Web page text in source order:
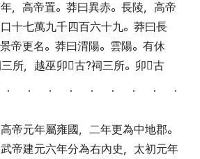
， 高帝置。 莽曰異赤。 長陵， 高帝
口十七萬九千四百六十九。 莽曰長
景帝更名。 莽曰渭陽。 雲陽。 有休
所， 越巫卯古?祠三所。 卯古
． ． ． ． ． ． ． ．
高帝元年屬雍國， 二年更為中地郡。
武帝建元六年分為右內史， 太初元年